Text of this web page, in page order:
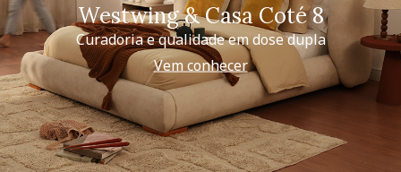
Westwing & Casa Coté 8
Curadoria e qualidade em dose dupla
Vem conhecer